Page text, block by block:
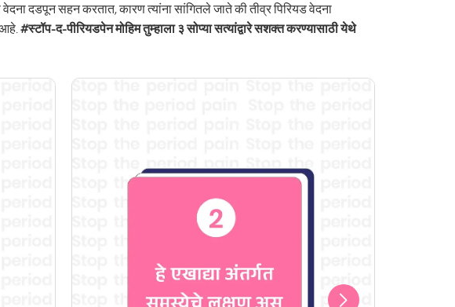
वेदना दडपून सहन करतात, कारण त्यांना सांगितले जाते की तीव्र पिरियड वेदना
आहे.#स्टॉप-द-पीरियडपेन मोहिम तुम्हाला ३ सोप्या सत्यांद्वारे सशक्त करण्यासाठी येथे